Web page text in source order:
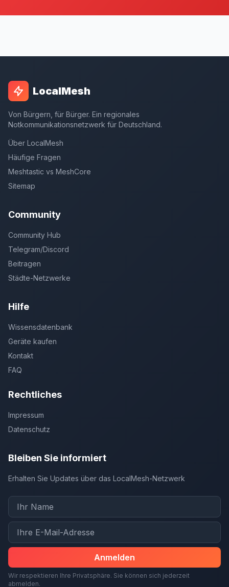
LocalMesh
Von Bürgern, für Bürger. Ein regionales
Notkommunikationsnetzwerk für Deutschland.
Über LocalMesh
Häufige Fragen
Meshtastic vs MeshCore
Sitemap
Community
Community Hub
Telegram/Discord
Beitragen
Städte-Netzwerke
Hilfe
Wissensdatenbank
Geräte kaufen
Kontakt
FAQ
Rechtliches
Impressum
Datenschutz
Bleiben Sie informiert
Erhalten Sie Updates über das LocalMesh-Netzwerk
Anmelden
Wir respektieren Ihre Privatsphäre. Sie können sich jederzeit
abmelden.